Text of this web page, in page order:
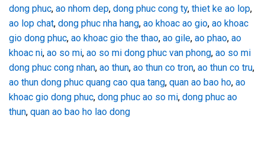
dong phuc, ao nhom dep, dong phuc cong ty, thiet ke ao lop,
ao lop chat, dong phuc nha hang, ao khoac ao gio, ao khoac
gio dong phuc, ao khoac gio the thao, ao gile, ao phao, ao
khoac ni, ao so mi, ao so mi dong phuc van phong, ao so mi
dong phuc cong nhan, ao thun, ao thun co tron, ao thun co tru,
ao thun dong phuc quang cao qua tang, quan ao bao ho, ao
khoac gio dong phuc, dong phuc ao so mi, dong phuc ao
thun, quan ao bao ho lao dong